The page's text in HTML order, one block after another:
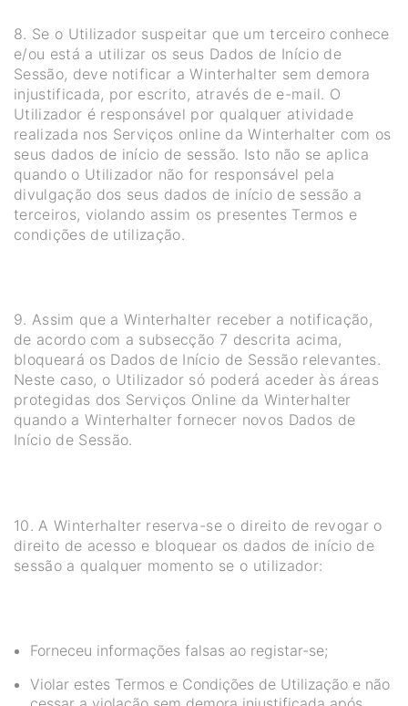
8. Se o Utilizador suspeitar que um terceiro conhece
e/ou está a utilizar os seus Dados de Início de
Sessão, deve notificar a Winterhalter sem demora
injustificada, por escrito, através de e-mail. O
Utilizador é responsável por qualquer atividade
realizada nos Serviços online da Winterhalter com os
seus dados de início de sessão. Isto não se aplica
quando o Utilizador não for responsável pela
divulgação dos seus dados de início de sessão a
terceiros, violando assim os presentes Termos e
condições de utilização.
9. Assim que a Winterhalter receber a notificação,
de acordo com a subsecção 7 descrita acima,
bloqueará os Dados de Início de Sessão relevantes.
Neste caso, o Utilizador só poderá aceder às áreas
protegidas dos Serviços Online da Winterhalter
quando a Winterhalter fornecer novos Dados de
Início de Sessão.
10. A Winterhalter reserva-se o direito de revogar o
direito de acesso e bloquear os dados de início de
sessão a qualquer momento se o utilizador:
Forneceu informações falsas ao registar-se;
Violar estes Termos e Condições de Utilização e não